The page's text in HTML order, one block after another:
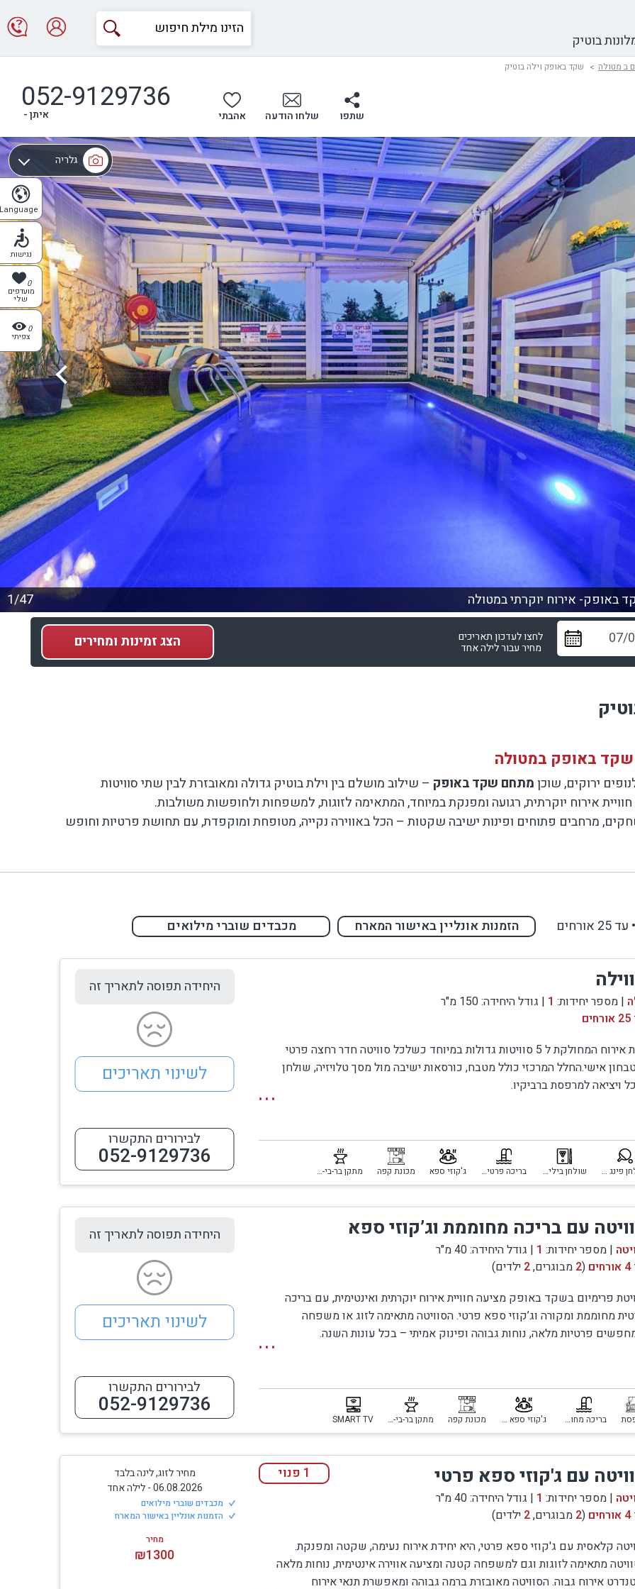
בוטיק
Language
נגישות
0
מועדפים
שלי
0
צפיתי
ב מטולה שקד באופק וילה בוטיק
שתפו שלחו הודעה אהבתי
052-9129736
איתן -
גלריה
מפה
1/47 באופק- אירוח יוקרתי במטולה
לחצו לעדכון תאריכים
מחיר עבור לילה אחד הצגזמינות ומחירים
שקד באופק במטולה
ירוקים, שוכןמתחם שקד באופק – שילוב מושלם בין וילת בוטיק גדולה ומאובזרת לבין שתי סוויטות
אירוח יוקרתית, רגועה ומפנקת במיוחד, המתאימה לזוגות, למשפחות ולחופשות משולבות.
מרחבים פתוחים ופינות ישיבה שקטות – הכל באווירה נקייה, מטופחת ומוקפדת, עם תחושת פרטיות וחופש
ומוקפדת
בישול מלאים ומכונת אספרסו
אלא נופש איכותי למשפחות, זוגות וקבוצות סולידיות שמעריכות שקט, סדר וניקיון.
פרימיום עם פינוקים פרטיים
סוויטות שקד באופק
. כל סוויטה מעוצבת בסגנון מודרני ורומנטי, ומתאימה גם לזוגות וגם למשפחות קטנות, עם
פרטית לחלוטין
יתרון גדול של פרטיות מלאה לצד קרבה לווילה ולשאר אורחי המתחם.
המתחם כולו
• עד 25 אורחים הזמנות אונליין באישור המארח מכבדים שוברי מילואים
| מספר יחידות: 1 | גודל היחידה: 150 מ"ר
25 אורחים
וילת אירוח המחולקת ל 5 סוויטות גדולות במיוחד כשלכל סוויטה חדר רחצה פרטי
אישי.החלל המרכזי כולל מטבח, כורסאות ישיבה מול מסך טלויזיה, שולחן
ויציאה למרפסת ברביקיו.
החוץ והבריכה כולל שולחנות פנאי לכל הגילים, בריכת שחיה מקורה (ומחוממת
היחידה תפוסה לתאריך זה
לבירורים התקשרו
052-9129736
לשינוי תאריכים
שולחן פינג פונג שולחן ביליארד בריכה פרטית מחוממת ומקורה ג'קוזי ספא מכונת קפה מתקן בר-בי-קיו
עם בריכה מחוממת וג’קוזי ספא
| מספר יחידות: 1 | גודל היחידה: 40 מ"ר
4 אורחים (
2 מבוגרים,2 ילדים)
פרימיום בשקד באופק מציעה חוויית אירוח יוקרתית ואינטימית, עם בריכה
מחוממת ומקורה וג’קוזי ספא פרטי. הסוויטה מתאימה לזוג או משפחה
פרטיות מלאה, נוחות גבוהה ופינוק אמיתי – בכל עונות השנה.
היחידה תפוסה לתאריך זה
לבירורים התקשרו
052-9129736
לשינוי תאריכים
בריכה מחוממת ומקורה ג'קוזי ספא פרטי מכונת קפה מתקן בר-בי-קיו SMART TV
עם ג'קוזי ספא פרטי
| מספר יחידות: 1 | גודל היחידה: 40 מ"ר
4 אורחים (
2 מבוגרים,2 ילדים)
1 פנוי
קלאסית עם ג'קוזי ספא פרטי, היא יחידת אירוח נעימה, שקטה ומפנקת.
מתאימה לזוגות וגם למשפחה קטנה ומציעה אווירה אינטימית, נוחות מלאה
אירוח גבוה. הסוויטה מאובזרת ברמה גבוהה ומאפשרת תנאי אירוח
מחיר לזוג, לינה בלבד
06.08.2026
-לילה אחד
מכבדים שוברי מילואים
הזמנות אונליין באישור המארח
מחיר
₪1300